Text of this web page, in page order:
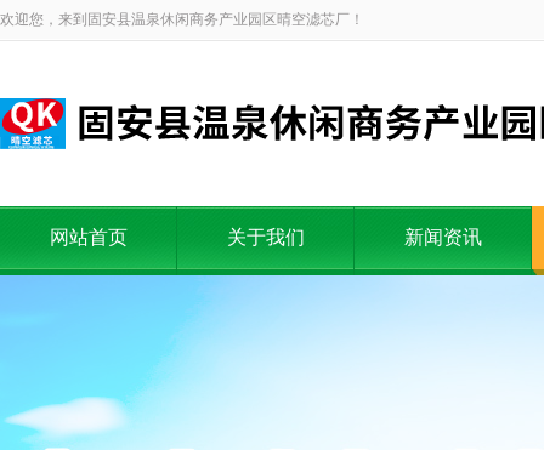
欢迎您，来到固安县温泉休闲商务产业园区晴空滤芯厂！
网站首页 关于我们 新闻资讯